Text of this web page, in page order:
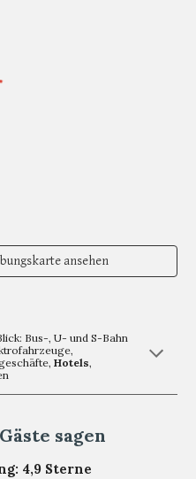
ansehen
Bus-, U- und S-Bahn
Hotels,
sagen
4,9 Sterne